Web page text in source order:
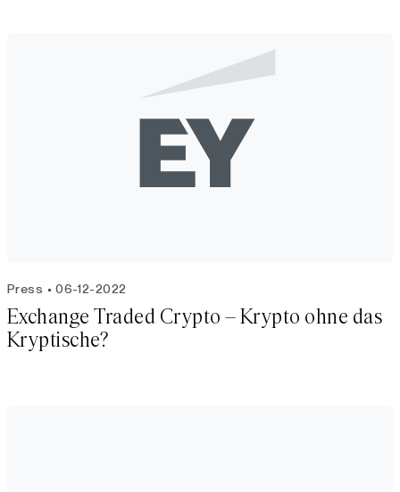
Press 06-12-2022
Exchange Traded Crypto – Krypto ohne das
Kryptische?